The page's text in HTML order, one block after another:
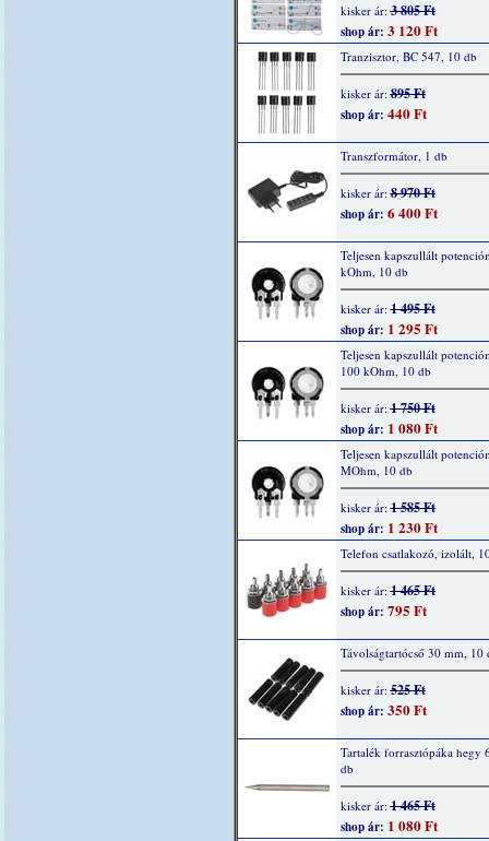
kisker ár:3 805 Ft
shop ár: 3 120 Ft
Tranzisztor, BC 547, 10 db
kisker ár:895 Ft
shop ár: 440 Ft
Transzformátor, 1 db
kisker ár:8 970 Ft
shop ár: 6 400 Ft
Teljesen kapszullált
kOhm, 10 db
kisker ár:1 495 Ft
shop ár: 1 295 Ft
Teljesen kapszullált
100 kOhm, 10 db
kisker ár:1 750 Ft
shop ár: 1 080 Ft
Teljesen kapszullált
MOhm, 10 db
kisker ár:1 585 Ft
shop ár: 1 230 Ft
Telefon csatlakozó, izolált,
kisker ár:1 465 Ft
shop ár: 795 Ft
Távolságtartócső 30 mm, 10
kisker ár:525 Ft
shop ár: 350 Ft
Tartalék forrasztópáka hegy
db
kisker ár:1 465 Ft
shop ár: 1 080 Ft